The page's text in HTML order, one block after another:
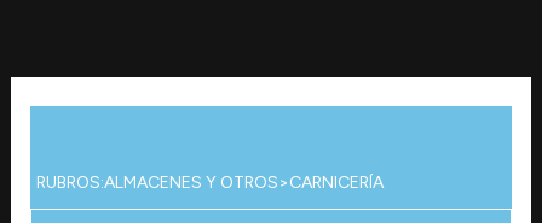
contenido
RUBROS:ALMACENES Y OTROS>CARNICERÍA